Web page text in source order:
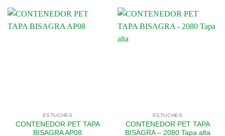
ESTUCHES
CONTENEDOR PET TAPA
BISAGRA AP08
ESTUCHES
CONTENEDOR PET TAPA
BISAGRA – 2080 Tapa alta